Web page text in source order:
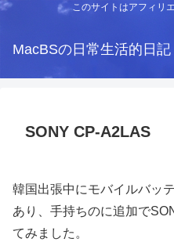
このサイトはアフィリ
MacBSの日常生活的日記
SONY CP-A2LAS
韓国出張中にモバイルバッ
あり、手持ちのに追加で
てみました。